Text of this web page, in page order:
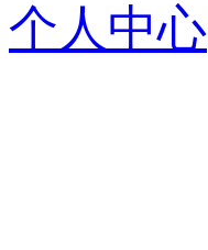
个人中心